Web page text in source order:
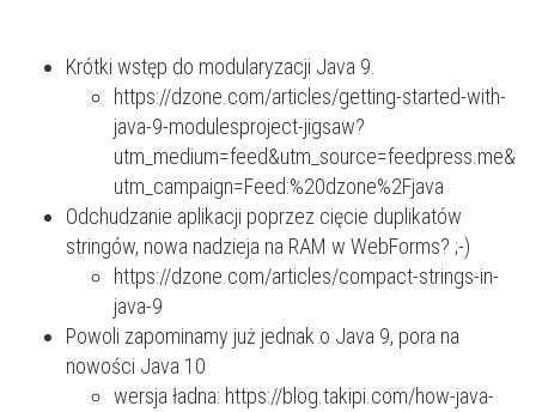
Krótki wstęp do modularyzacji Java 9.
https://dzone.com/articles/getting-started-with-
java-9-modulesproject-jigsaw?
utm_medium=feed&utm_source=feedpress.me&
utm_campaign=Feed:%20dzone%2Fjava
Odchudzanie aplikacji poprzez cięcie duplikatów
stringów, nowa nadzieja na RAM w WebForms? ;-)
https://dzone.com/articles/compact-strings-in-
java-9
Powoli zapominamy już jednak o Java 9, pora na
nowości Java 10
wersja ładna: https://blog.takipi.com/how-java-